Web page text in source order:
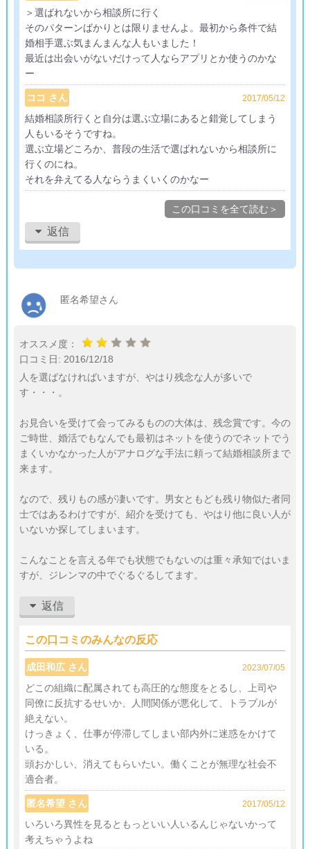
＞選ばれないから相談所に行く
そのパターンばかりとは限りませんよ。最初から条件で結
婚相手選ぶ気まんまんな人もいました！
最近は出会いがないだけって人ならアプリとか使うのかな
ー
ココ さん 2017/05/12
結婚相談所行くと自分は選ぶ立場にあると錯覚してしまう
人もいるそうですね。
選ぶ立場どころか、普段の生活で選ばれないから相談所に
行くのにね。
それを弁えてる人ならうまくいくのかなー
この口コミを全て読む＞
返信
匿名希望さん
オススメ度：
口コミ日: 2016/12/18
人を選ばなければいますが、やはり残念な人が多いで
す・・・。
お見合いを受けて会ってみるものの大体は、残念賞です。今の
ご時世、婚活でもなんでも最初はネットを使うのでネットでう
まくいかなかった人がアナログな手法に頼って結婚相談所まで
来ます。
なので、残りもの感が凄いです。男女ともども残り物似た者同
士ではあるわけですが、紹介を受けても、やはり他に良い人が
いないか探してしまいます。
こんなことを言える年でも状態でもないのは重々承知ではいま
すが、ジレンマの中でぐるぐるしてます。
返信
この口コミのみんなの反応
成田和広 さん 2023/07/05
どこの組織に配属されても高圧的な態度をとるし、上司や
同僚に反抗するせいか、人間関係が悪化して、トラブルが
絶えない。
けっきょく、仕事が停滞してしまい部内外に迷惑をかけて
いる。
頭おかしい、消えてもらいたい。働くことが無理な社会不
適合者。
匿名希望 さん 2017/05/12
いろいろ異性を見るともっといい人いるんじゃないかって
考えちゃうよね